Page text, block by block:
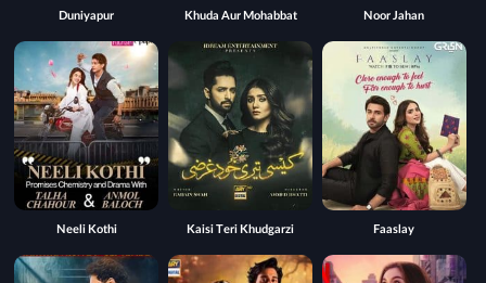
Noor Jahan
Khuda Aur Mohabbat
Duniyapur
Faaslay
Kaisi Teri Khudgarzi
Neeli Kothi